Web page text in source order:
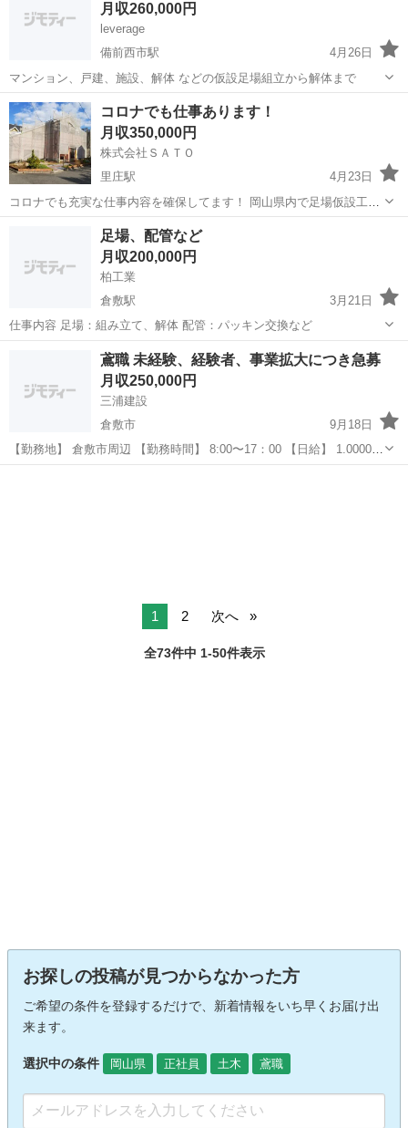
月収260,000円
leverage
備前西市駅
4月26日
マンション、戸建、施設、解体 などの仮設足場組立から解体まで
岡山 岡山市 備前西市駅 鳶職 人材募集
コロナでも仕事あります！
月収350,000円
株式会社ＳＡＴＯ
里庄駅
4月23日
コロナでも充実な仕事内容を確保してます！ 岡山県内で足場仮設工事
塗装工事等をやっています。 プラント内での工事もやってます。 素人
さんや経験者さんも大歓迎です！ 寮もありますので県外の方でも 安心
して働けます！ 保険関係...
里庄駅 鳶職
足場、配管など
月収200,000円
柏工業
倉敷駅
3月21日
仕事内容 足場：組み立て、解体 配管：パッキン交換など
倉敷駅 鳶職 足場
鳶職 未経験、経験者、事業拡大につき急募
月収250,000円
三浦建設
倉敷市
9月18日
【勤務地】 倉敷市周辺 【勤務時間】 8:00〜17：00 【日給】 1.0000〜
1.6000 【福利厚生】 社会保険有り 皆勤手当有り 交通費支給 日払い、
1 2 次へ
全73件中 1-50件表示
お探しの投稿が見つからなかった方
ご希望の条件を登録するだけで、新着情報をいち早くお届け出
来ます。
選択中の条件 岡山県 正社員 土木 鳶職